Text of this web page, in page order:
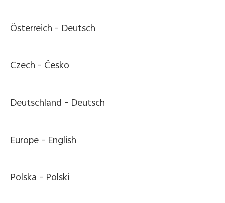
Österreich - Deutsch
Czech - Česko
Deutschland - Deutsch
Europe - English
Polska - Polski